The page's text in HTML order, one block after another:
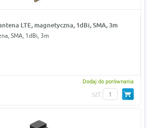
LTE, magnetyczna, 1dBi, SMA, 3m
SMA, 1dBi, 3m
Dodaj do porównania
szt